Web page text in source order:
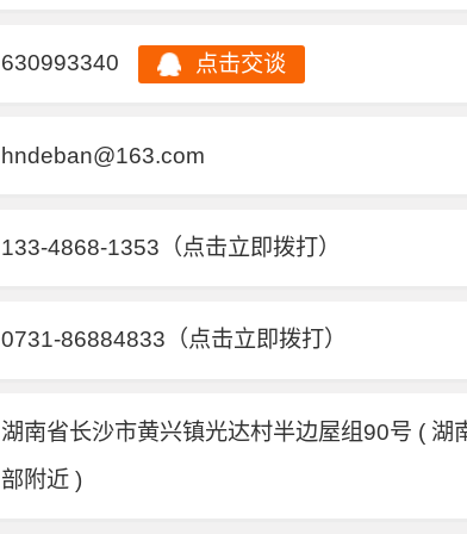
630993340 点击交谈
hndeban@163.com
133-4868-1353 （点击立即拨打）
0731-86884833 （点击立即拨打）
湖南省长沙市黄兴镇光达村半边屋组90号 ( 湖
部附近 )